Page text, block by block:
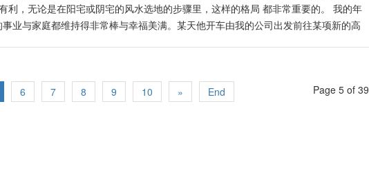
观以及增强室内设计感。 期望阿成的公司业务蒸蒸日上，大家都开开心心地渡过每
https://www.kwongwah.com.my/20221015/迁新公司后人事纠纷不断
利，无论是在阳宅或阴宅的风水选地的步骤里，这样的格局 都非常重要的。 我的年
业与家庭都维持得非常棒与幸福美满。某天他开车由我的公司出发前往某项新的高
人的产业，对有实力者的确是一个良机。 Source:
6 7 8 9 10 » End Page 5 of 39